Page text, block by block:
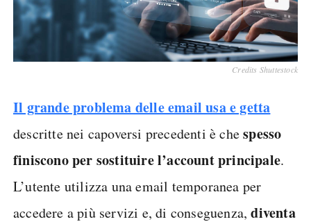
Credits Shuttestock
Il grande problema delleemail usa e getta
descritte nei capoversi precedenti è chespesso
finiscono per sostituire l’account principale.
L’utente utilizza una email temporanea per
accedere a più servizi e, di conseguenza,diventa